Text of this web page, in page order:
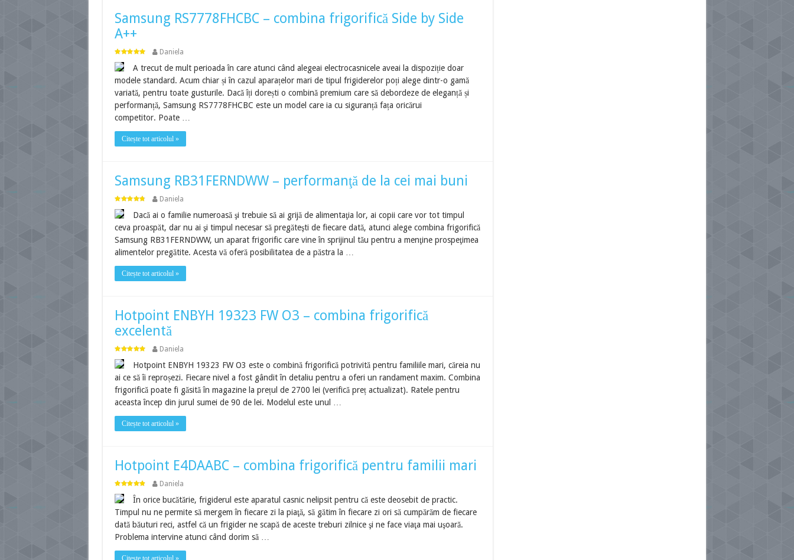
Samsung RS7778FHCBC – combina frigorifică Side by Side
A++
Daniela
A trecut de mult perioada în care atunci când alegeai electrocasnicele aveai la dispoziție doar
modele standard. Acum chiar și în cazul aparațelor mari de tipul frigiderelor poți alege dintr-o gamă
variată, pentru toate gusturile. Dacă îți dorești o combină premium care să debordeze de eleganță și
performanță, Samsung RS7778FHCBC este un model care ia cu siguranță fața oricărui
competitor. Poate …
Citește tot articolul »
Samsung RB31FERNDWW – performanţă de la cei mai buni
Daniela
Dacă ai o familie numeroasă şi trebuie să ai grijă de alimentaţia lor, ai copii care vor tot timpul
ceva proaspăt, dar nu ai şi timpul necesar să pregăteşti de fiecare dată, atunci alege combina frigorifică
Samsung RB31FERNDWW, un aparat frigorific care vine în sprijinul tău pentru a menţine prospeţimea
alimentelor pregătite. Acesta vă oferă posibilitatea de a păstra la …
Citește tot articolul »
Hotpoint ENBYH 19323 FW O3 – combina frigorifică
excelentă
Daniela
Hotpoint ENBYH 19323 FW O3 este o combină frigorifică potrivită pentru familiile mari, căreia nu
ai ce să îi reproșezi. Fiecare nivel a fost gândit în detaliu pentru a oferi un randament maxim. Combina
frigorifică poate fi găsită în magazine la prețul de 2700 lei (verifică preț actualizat). Ratele pentru
aceasta încep din jurul sumei de 90 de lei. Modelul este unul …
Citește tot articolul »
Hotpoint E4DAABC – combina frigorifică pentru familii mari
Daniela
În orice bucătărie, frigiderul este aparatul casnic nelipsit pentru că este deosebit de practic.
Timpul nu ne permite să mergem în fiecare zi la piaţă, să gătim în fiecare zi ori să cumpărăm de fiecare
dată băuturi reci, astfel că un frigider ne scapă de aceste treburi zilnice şi ne face viaţa mai uşoară.
Problema intervine atunci când dorim să …
Citește tot articolul »